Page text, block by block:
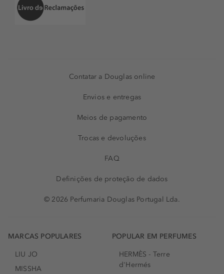
Contatar a Douglas online
Envios e entregas
Meios de pagamento
Trocas e devoluções
FAQ
Definições de proteção de dados
© 2026 Perfumaria Douglas Portugal Lda.
MARCAS POPULARES
LIU JO
MISSHA
POPULAR EM PERFUMES
HERMÈS - Terre
d'Hermés